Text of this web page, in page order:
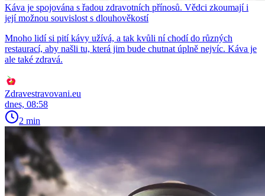
Káva je spojována s řadou zdravotních přínosů. Vědci zkoumají i
její možnou souvislost s dlouhověkostí
Mnoho lidí si pití kávy užívá, a tak kvůli ní chodí do různých
restaurací, aby našli tu, která jim bude chutnat úplně nejvíc. Káva je
ale také zdravá.
Zdravestravovani.eu
dnes, 08:58
2 min